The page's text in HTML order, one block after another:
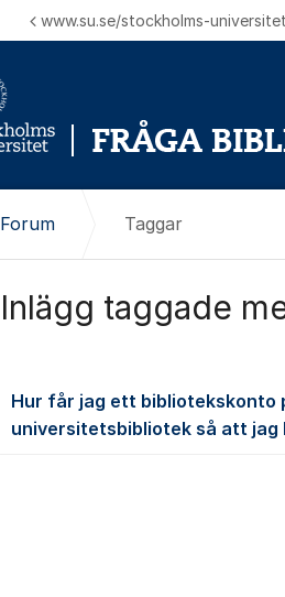
www.su.se/stockholms-
Forum Taggar
Inlägg taggade
Hur får jag ett bibliotekskonto
universitetsbibliotek så att jag